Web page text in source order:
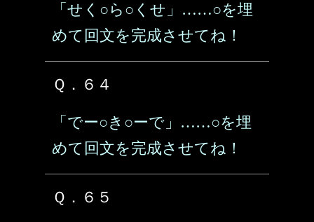
「せく○ら○くせ」……○を埋
めて回文を完成させてね！
Ｑ．６４
「でー○き○ーで」……○を埋
めて回文を完成させてね！
Ｑ．６５